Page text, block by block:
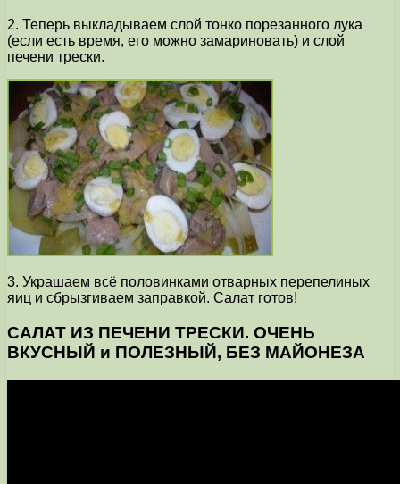
2. Теперь выкладываем слой тонко порезанного лука
(если есть время, его можно замариновать) и слой
печени трески.
3. Украшаем всё половинками отварных перепелиных
яиц и сбрызгиваем заправкой. Салат готов!
САЛАТ ИЗ ПЕЧЕНИ ТРЕСКИ. ОЧЕНЬ
ВКУСНЫЙ и ПОЛЕЗНЫЙ, БЕЗ МАЙОНЕЗА